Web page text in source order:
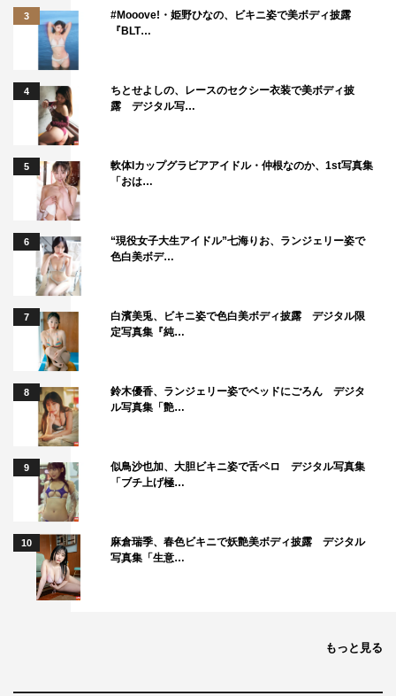
した。
公開オーディションによって、悲願の初主役を勝ち取っ
たりくとミケのペア。緊張とプレッシャーで演技がままな
らず、途中で撮影中断となってしまう事態に見舞われなが
らも、見事に目玉である“サンドバッグを打ち合うような
激しいキス”を演じ切る。
撮影後、りくが「自分の人生史上に確実に残るキスでし
た」と語ったことから、スタジオは「人生史上最も記憶に
残るキス」の話題に。渡辺は、18歳で上京したての頃に、
10歳上の男性と初めての東京デートでお台場の夜景をバッ
クにキスしたエピソードを披露し、スタジオは大盛り上が
り。
3
#Mooove!・姫野ひなの、ビキニ姿で美ボディ披露
『BLT…
4
ちとせよしの、レースのセクシー衣装で美ボディ披
露 デジタル写…
5
軟体Iカップグラビアアイドル・仲根なのか、1st写真集
「おは…
6
“現役女子大生アイドル”七海りお、ランジェリー姿で
色白美ボデ…
7
白濱美兎、ビキニ姿で色白美ボディ披露 デジタル限
定写真集『純…
8
鈴木優香、ランジェリー姿でベッドにごろん デジタ
ル写真集「艶…
9
似鳥沙也加、大胆ビキニ姿で舌ペロ デジタル写真集
「ブチ上げ極…
10
麻倉瑞季、春色ビキニで妖艶美ボディ披露 デジタル
写真集「生意…
もっと見る